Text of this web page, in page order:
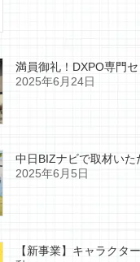
満員御礼！DXPO専門
2025年6月24日
中日BIZナビで取材いた
2025年6月5日
【新事業】キャラクタ